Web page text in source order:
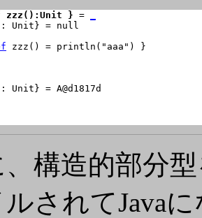
zzz():Unit } =
Unit} = null
zzz() = println("aaa") }
= A@d1817d
構造的部分
されてJava